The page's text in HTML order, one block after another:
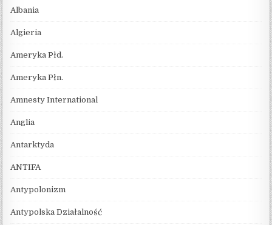
Albania
Algieria
Ameryka Płd.
Ameryka Płn.
Amnesty International
Anglia
Antarktyda
ANTIFA
Antypolonizm
Antypolska Działalność